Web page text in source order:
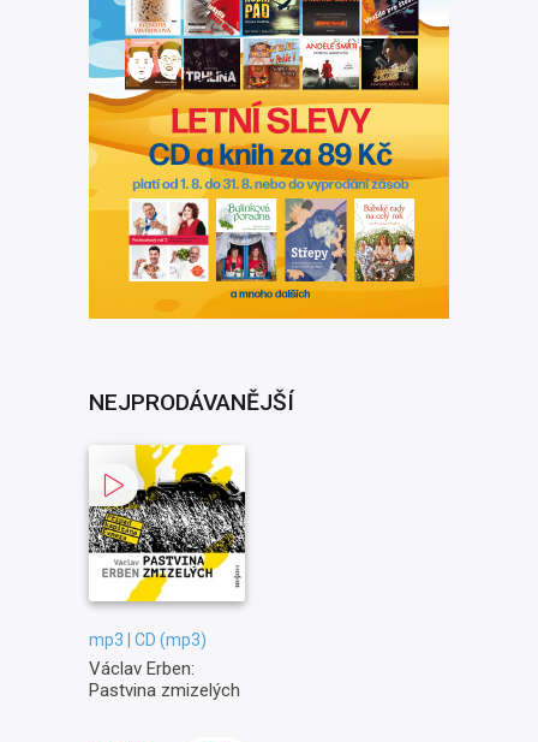
NEJPRODÁVANĚJŠÍ
mp3 | CD (mp3)
Václav Erben:
Pastvina zmizelých